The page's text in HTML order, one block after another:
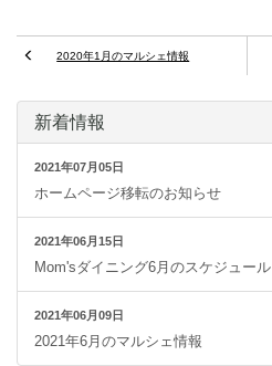
2020年1月のマルシェ情報
新着情報
2021年07月05日
ホームページ移転のお知らせ
2021年06月15日
Mom'sダイニング6月のスケジュール
2021年06月09日
2021年6月のマルシェ情報